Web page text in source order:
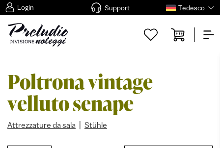
Login Support Tedesco
Poltrona vintage
velluto senape
Attrezzature da sala Stühle